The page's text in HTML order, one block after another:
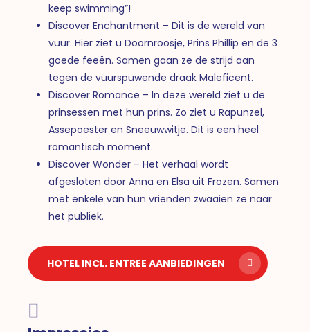
keep swimming”!
Discover Enchantment – Dit is de wereld van
vuur. Hier ziet u Doornroosje, Prins Phillip en de 3
goede feeën. Samen gaan ze de strijd aan
tegen de vuurspuwende draak Maleficent.
Discover Romance – In deze wereld ziet u de
prinsessen met hun prins. Zo ziet u Rapunzel,
Assepoester en Sneeuwwitje. Dit is een heel
romantisch moment.
Discover Wonder – Het verhaal wordt
afgesloten door Anna en Elsa uit Frozen. Samen
met enkele van hun vrienden zwaaien ze naar
het publiek.
HOTEL INCL. ENTREE AANBIEDINGEN